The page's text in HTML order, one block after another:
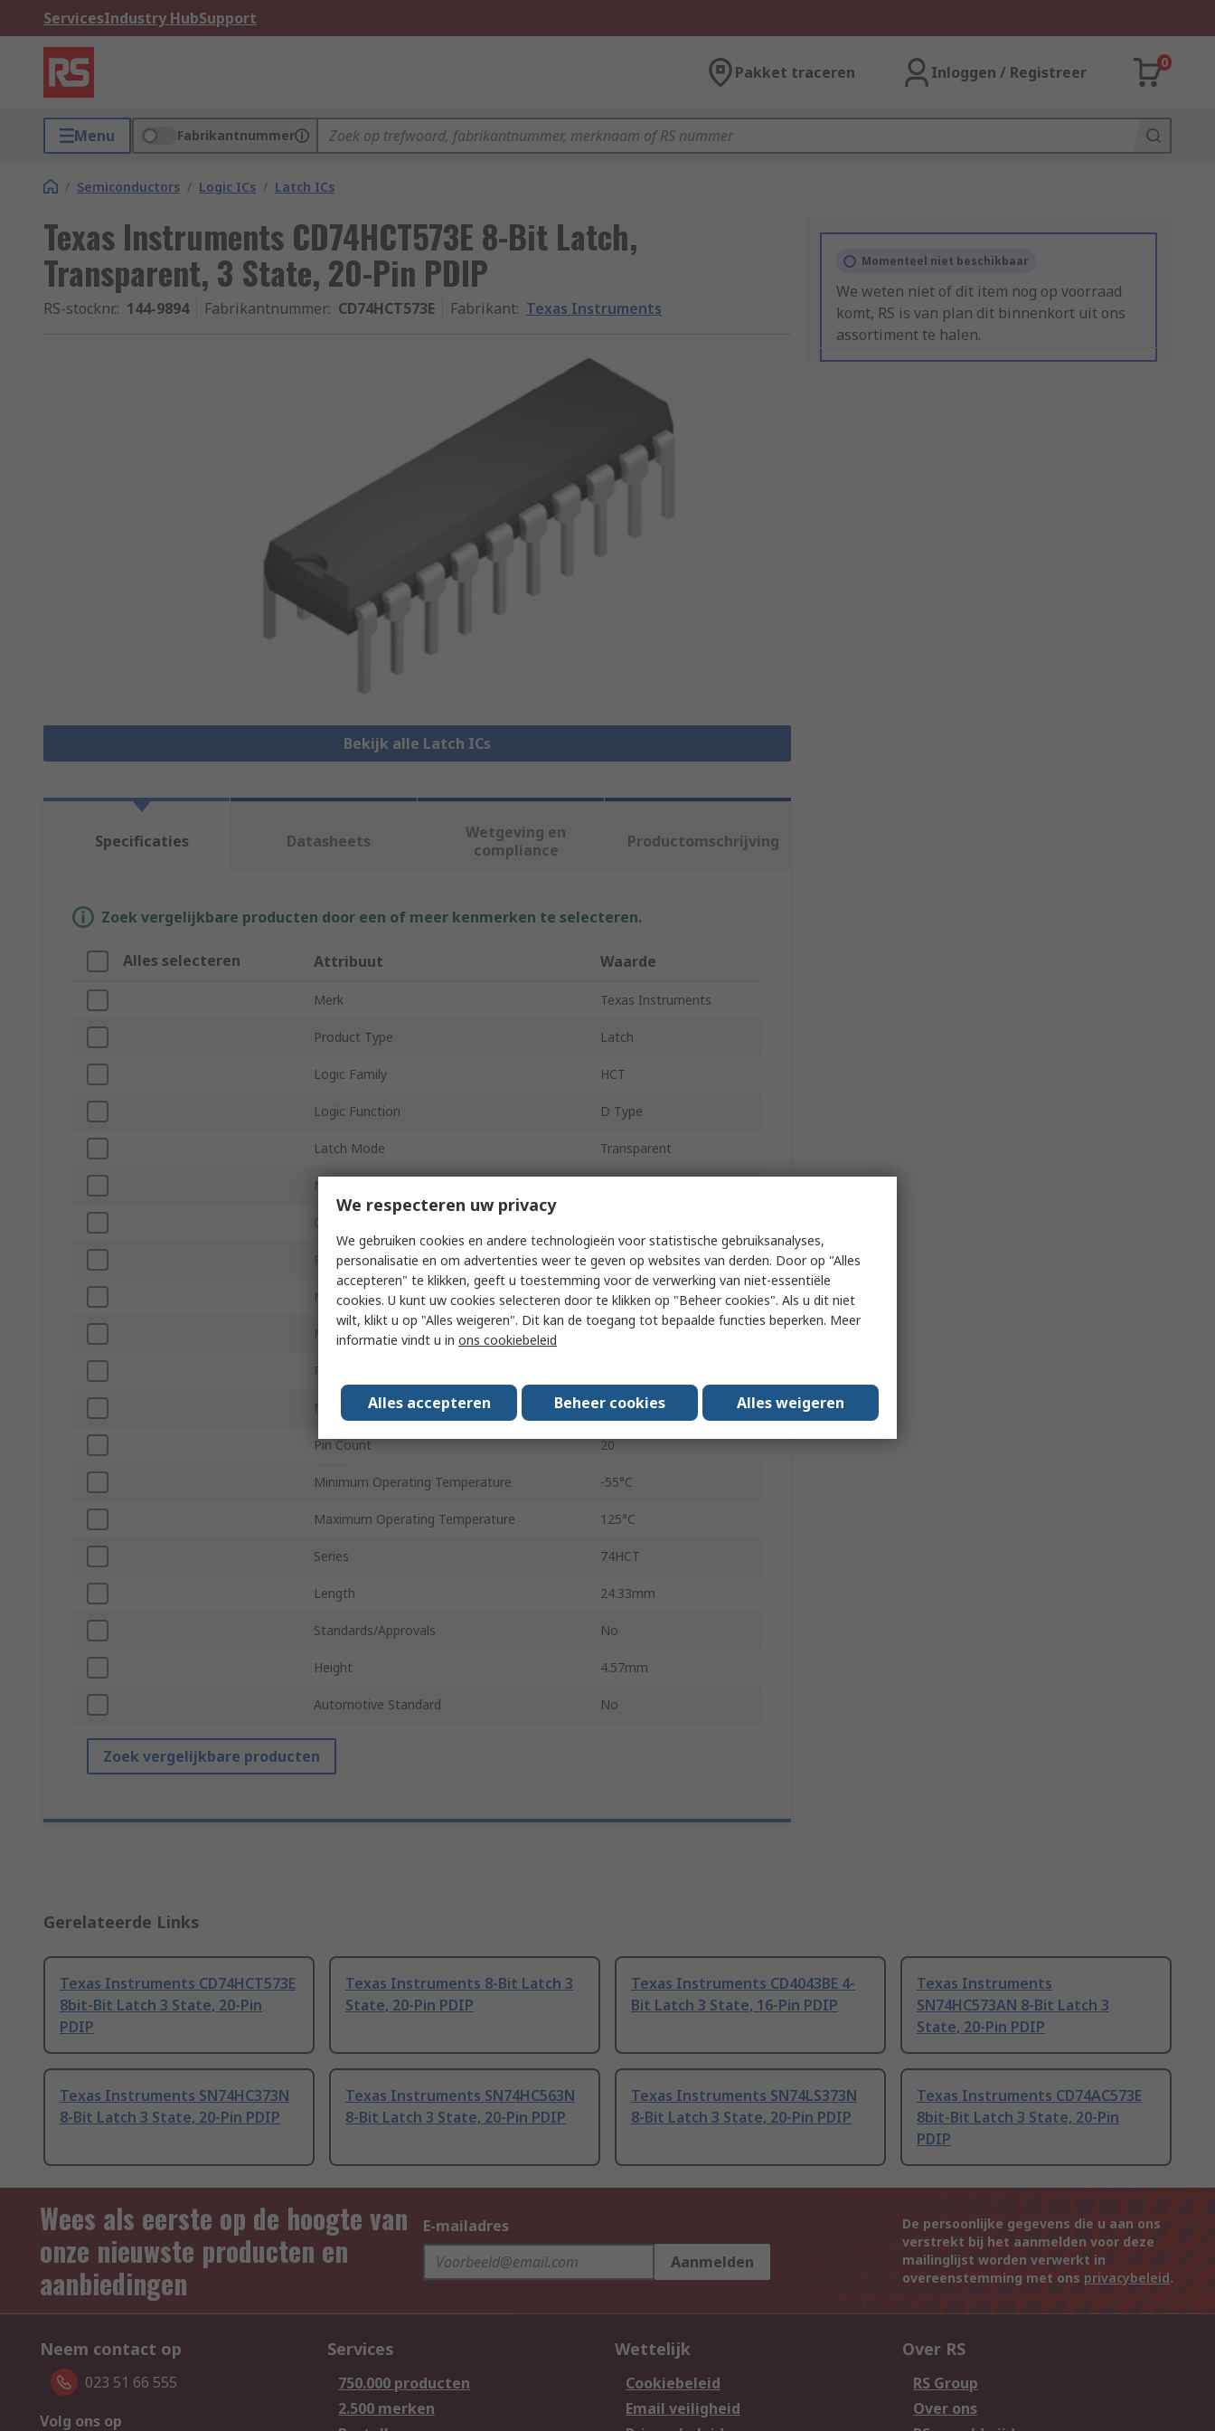
ServicesIndustry HubSupport
Pakket traceren Inloggen / Registreer
0
Menu Fabrikantnummer
/ Semiconductors / Logic ICs / Latch ICs
Texas Instruments CD74HCT573E 8-Bit Latch,
Transparent, 3 State, 20-Pin PDIP
RS-stocknr.: 144-9894 Fabrikantnummer: CD74HCT573E Fabrikant: Texas Instruments
Bekijk alle Latch ICs
Momenteel niet beschikbaar
We weten niet of dit item nog op voorraad
komt, RS is van plan dit binnenkort uit ons
assortiment te halen.
Specificaties Datasheets
Wetgeving en
compliance
Productomschrijving
Zoek vergelijkbare producten door een of meer kenmerken te selecteren.
Alles selecteren Attribuut Waarde
Merk Texas Instruments
Product Type Latch
Logic Family HCT
Logic Function D Type
Latch Mode Transparent
Number of Bits
Output Type
Polarity Non-Inverting
Mount Type Through Hole
Minimum Supply Voltage 4.5V
Package Type
Maximum Supply Voltage 5.5V
Pin Count 20
Minimum Operating Temperature -55°C
Maximum Operating Temperature 125°C
Series 74HCT
Length 24.33mm
Standards/Approvals No
Height 4.57mm
Automotive Standard No
Zoek vergelijkbare producten
Gerelateerde Links
Texas Instruments CD74HCT573E
8bit-Bit Latch 3 State, 20-Pin
PDIP
Texas Instruments 8-Bit Latch 3
State, 20-Pin PDIP
Texas Instruments CD4043BE 4-
Bit Latch 3 State, 16-Pin PDIP
Texas Instruments
SN74HC573AN 8-Bit Latch 3
State, 20-Pin PDIP
Texas Instruments SN74HC373N
8-Bit Latch 3 State, 20-Pin PDIP
Texas Instruments SN74HC563N
8-Bit Latch 3 State, 20-Pin PDIP
Texas Instruments SN74LS373N
8-Bit Latch 3 State, 20-Pin PDIP
Texas Instruments CD74AC573E
8bit-Bit Latch 3 State, 20-Pin
PDIP
Wees als eerste op de hoogte van
onze nieuwste producten en
aanbiedingen
E-mailadres
Aanmelden
De persoonlijke gegevens die u aan ons
verstrekt bij het aanmelden voor deze
mailinglijst worden verwerkt in
overeenstemming met ons privacybeleid.
Neem contact op
023 51 66 555
Volg ons op
Services
750.000 producten
2.500 merken
Wettelijk
Cookiebeleid
Email veiligheid
Over RS
RS Group
Over ons
We respecteren uw privacy
We gebruiken cookies en andere technologieën voor statistische gebruiksanalyses,
personalisatie en om advertenties weer te geven op websites van derden. Door op "Alles
accepteren" te klikken, geeft u toestemming voor de verwerking van niet-essentiële
cookies. U kunt uw cookies selecteren door te klikken op "Beheer cookies". Als u dit niet
wilt, klikt u op "Alles weigeren". Dit kan de toegang tot bepaalde functies beperken. Meer
informatie vindt u in ons cookiebeleid
Alles accepteren Beheer cookies Alles weigeren